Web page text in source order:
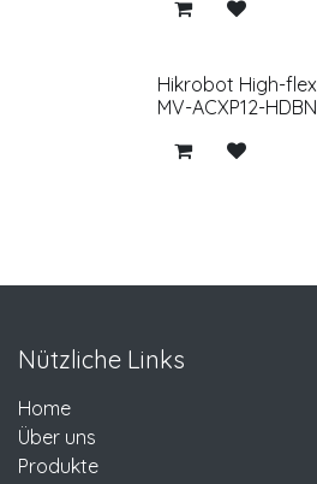
Hikrobot High-
MV-ACXP12-
Nützliche Links
Home
Über uns
Produkte